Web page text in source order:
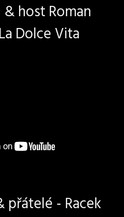
host Roman
Dolce Vita
přátelé - Racek